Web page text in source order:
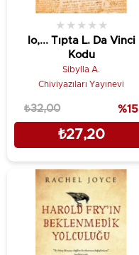
Io,... Tıpta L. Da Vinci
Kodu
★ ★ ★ ★ ★
Sibylla A.
Chiviyazıları Yayınevi
₺27,20
₺32,00 %15